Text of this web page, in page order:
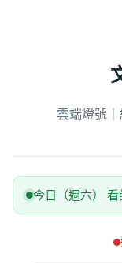
雲端燈號
今日（週六） 看